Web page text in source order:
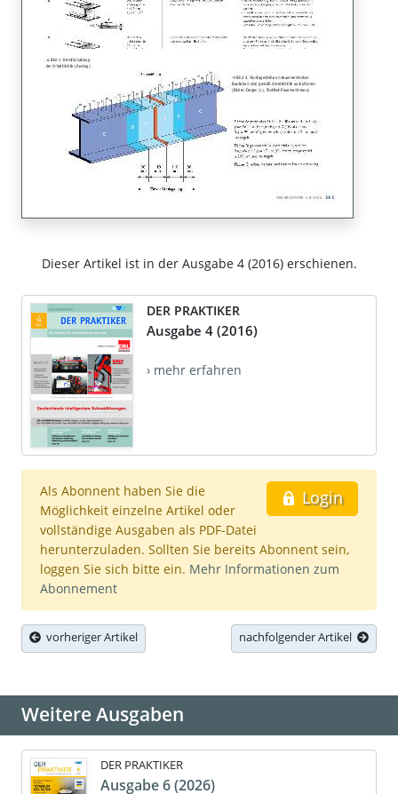
Dieser Artikel ist in der Ausgabe 4 (2016) erschienen.
DER PRAKTIKER
Ausgabe 4 (2016)
› mehr erfahren
Login
Als Abonnent haben Sie die
Möglichkeit einzelne Artikel oder
vollständige Ausgaben als PDF-Datei
herunterzuladen. Sollten Sie bereits Abonnent sein,
loggen Sie sich bitte ein. Mehr Informationen zum
Abonnement
vorheriger Artikel nachfolgender Artikel
Weitere Ausgaben
DER PRAKTIKER
Ausgabe 6 (2026)